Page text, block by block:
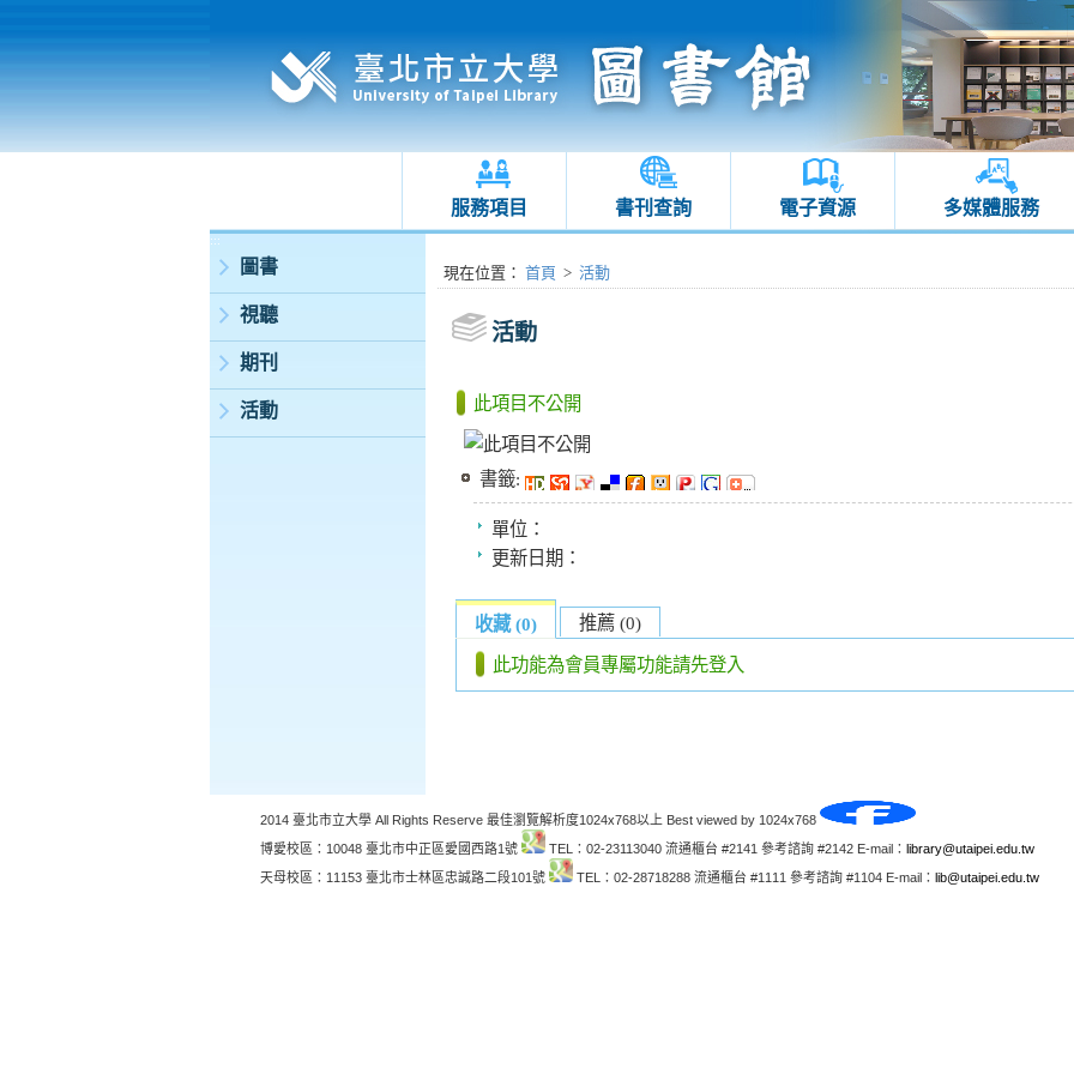
服務項目 書刊查詢 電子資源 多媒體服務
:::
圖書
視聽
期刊
活動
:::現在位置 ： 首頁 > 活動
活動
此項目不公開
書籤:
單位：
更新日期：
收藏 (0) 推薦 (0)
此功能為會員專屬功能請先登入
2014 臺北市立大學 All Rights Reserve 最佳瀏覽解析度1024x768以上 Best viewed by 1024x768
博愛校區：10048 臺北市中正區愛國西路1號
TEL：02-23113040 流通櫃台 #2141 參考諮詢 #2142 E-mail： library@utaipei.edu.tw
天母校區：11153 臺北市士林區忠誠路二段101號
TEL：02-28718288 流通櫃台 #1111 參考諮詢 #1104 E-mail： lib@utaipei.edu.tw